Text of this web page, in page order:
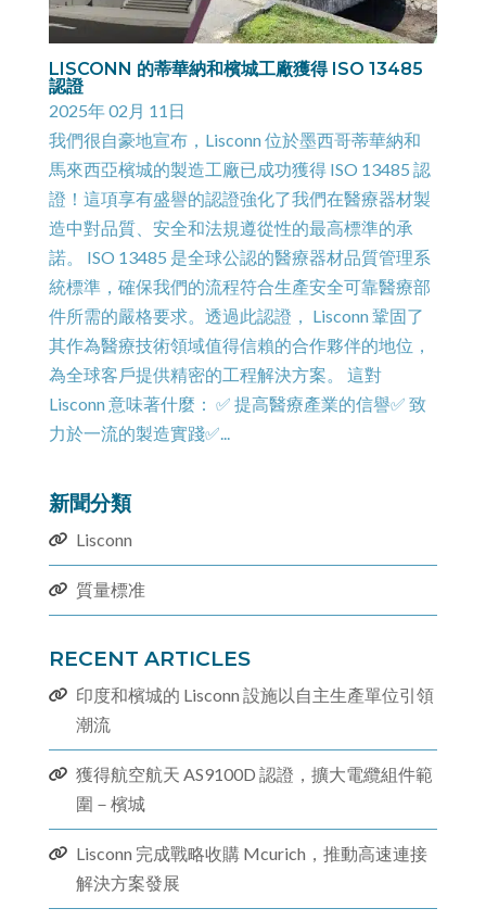
LISCONN 的蒂華納和檳城工廠獲得 ISO 13485
認證
2025年 02月 11日
我們很自豪地宣布，Lisconn 位於墨西哥蒂華納和
馬來西亞檳城的製造工廠已成功獲得 ISO 13485 認
證！這項享有盛譽的認證強化了我們在醫療器材製
造中對品質、安全和法規遵從性的最高標準的承
諾。 ISO 13485 是全球公認的醫療器材品質管理系
統標準，確保我們的流程符合生產安全可靠醫療部
件所需的嚴格要求。透過此認證， Lisconn 鞏固了
其作為醫療技術領域值得信賴的合作夥伴的地位，
為全球客戶提供精密的工程解決方案。 這對
Lisconn 意味著什麼： ✅ 提高醫療產業的信譽✅ 致
力於一流的製造實踐✅...
新聞分類
Lisconn
質量標准
RECENT ARTICLES
印度和檳城的 Lisconn 設施以自主生產單位引領
潮流
獲得航空航天 AS9100D 認證，擴大電纜組件範
圍－檳城
Lisconn 完成戰略收購 Mcurich，推動高速連接
解決方案發展